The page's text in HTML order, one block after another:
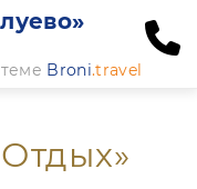
Broni.travel